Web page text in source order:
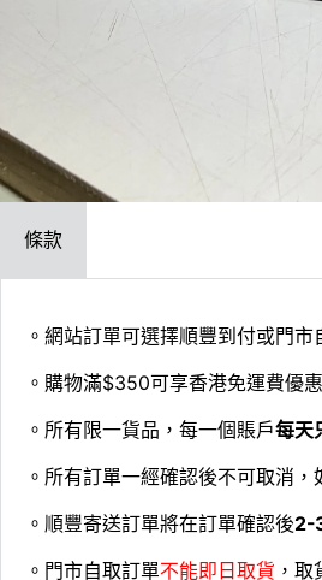
條款
。網站訂單可選擇順豐到付或門
。購物滿$350可享香港免運費優
。所有限一貨品，每一個賬戶每天
。所有訂單一經確認後不可取消
。順豐寄送訂單將在訂單確認後2-
。門市自取訂單不能即日取貨 ，